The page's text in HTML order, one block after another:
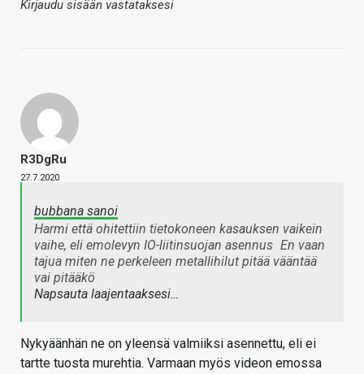
Kirjaudu sisään vastataksesi
R3DgRu
27.7.2020
bubbana sanoi
Harmi että ohitettiin tietokoneen kasauksen vaikein
vaihe, eli emolevyn IO-liitinsuojan asennus En vaan
tajua miten ne perkeleen metallihilut pitää vääntää
vai pitääkö
Napsauta laajentaaksesi…
Nykyäänhän ne on yleensä valmiiksi asennettu, eli ei
tartte tuosta murehtia. Varmaan myös videon emossa